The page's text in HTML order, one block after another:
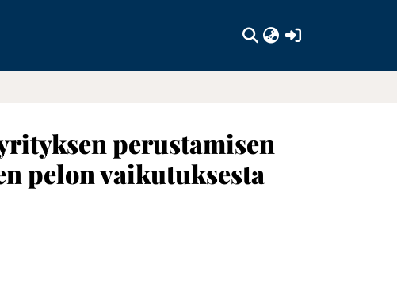
perustamisen
pelon vaikutuksesta